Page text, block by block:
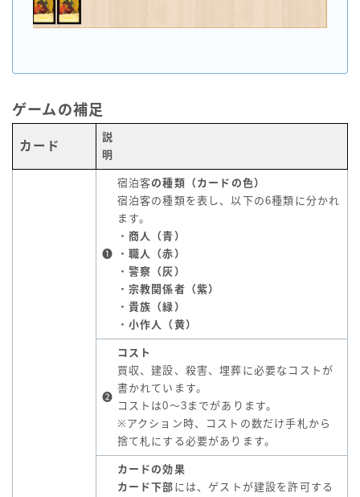
ゲームの補足
カード
説
明
❶
宿泊客の種類（カードの色）
宿泊客の種類を表し、以下の6種類に分かれ
ます。
・ 商人（青）
・ 職人（赤）
・ 警察（灰）
・ 宗教関係者（紫）
・ 貴族（緑）
・ 小作人（黄）
❷
コスト
買収、建設、殺害、埋葬に必要なコストが
書かれています。
コストは0～3までがあります。
※アクション時、コストの数だけ手札から
捨て札にする必要があります。
カードの効果
カード下部 には、ゲストが建設を許可する